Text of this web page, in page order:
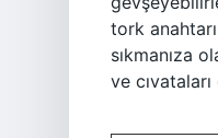
tork
sıkmanıza
ve